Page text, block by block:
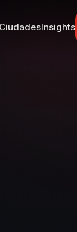
CiudadesInsights